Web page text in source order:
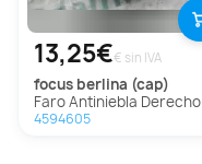
13,25€€ sin IVA
focus berlina (cap)
Faro Antiniebla Derecho Para Ford Focus Berlina
4594605